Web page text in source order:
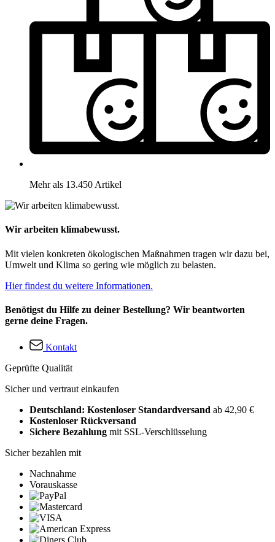
Mehr als 13.450 Artikel
Wir arbeiten klimabewusst.
Mit vielen konkreten ökologischen Maßnahmen tragen wir dazu bei,
Umwelt und Klima so gering wie möglich zu belasten.
Hier findest du weitere Informationen.
Benötigst du Hilfe zu deiner Bestellung? Wir beantworten
gerne deine Fragen.
Kontakt
Geprüfte Qualität
Sicher und vertraut einkaufen
Deutschland: Kostenloser Standardversand ab 42,90 €
Kostenloser Rückversand
Sichere Bezahlung mit SSL-Verschlüsselung
Sicher bezahlen mit
Nachnahme
Vorauskasse